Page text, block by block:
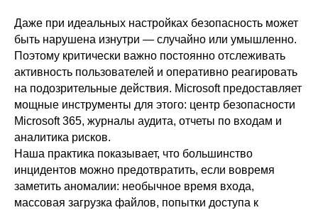
Даже при идеальных настройках безопасность может
быть нарушена изнутри — случайно или умышленно.
Поэтому критически важно постоянно отслеживать
активность пользователей и оперативно реагировать
на подозрительные действия. Microsoft предоставляет
мощные инструменты для этого: центр безопасности
Microsoft 365, журналы аудита, отчеты по входам и
аналитика рисков.
Наша практика показывает, что большинство
инцидентов можно предотвратить, если вовремя
заметить аномалии: необычное время входа,
массовая загрузка файлов, попытки доступа к